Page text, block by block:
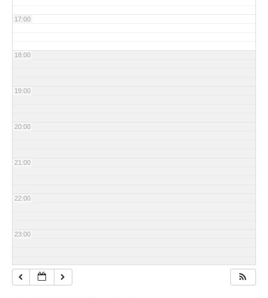
17:00
18:00
19:00
20:00
21:00
22:00
23:00